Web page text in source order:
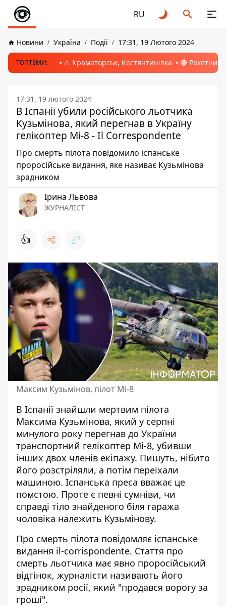
RU
Новини Україна Події 17:31, 19 Лютого 2024
ТОПТЕМИ: ⚠️ Краматорськ, Костянтинівка 🔴 Ракетний
17:31, 19 лютого 2024
В Іспанії убили російського льотчика
Кузьмінова, який перегнав в Україну
гелікоптер Мі-8 - Il Correspondente
Про смерть пілота повідомило іспанське
проросійське видання, яке називає Кузьмінова
зрадником
Ірина Львова
ЖУРНАЛІСТ
👍
Максим Кузьмінов, пілот Мі-8
В Іспанії знайшли мертвим пілота
Максима Кузьмінова, який у серпні
минулого року перегнав до України
транспортний гелікоптер Мі-8, убивши
інших двох членів екіпажу. Пишуть, нібито
його розстріляли, а потім переїхали
машиною. Іспанська преса вважає це
помстою. Проте є певні сумніви, чи
справді тіло знайденого біля гаража
чоловіка належить Кузьмінову.
Про смерть пілота повідомляє іспанське
видання il-corrispondente. Стаття про
смерть льотчика має явно проросійський
відтінок, журналісти називають його
зрадником росії, який "продався ворогу за
гроші".